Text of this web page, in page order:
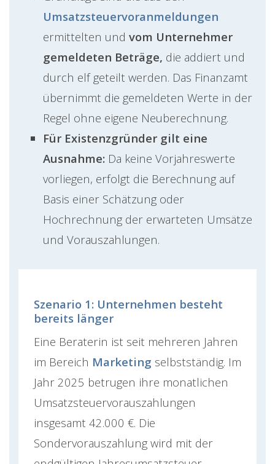
Umsatzsteuervoranmeldungen
ermittelten und vom Unternehmer
gemeldeten Beträge, die addiert und
durch elf geteilt werden. Das Finanzamt
übernimmt die gemeldeten Werte in der
Regel ohne eigene Neuberechnung.
Für Existenzgründer gilt eine
Ausnahme: Da keine Vorjahreswerte
vorliegen, erfolgt die Berechnung auf
Basis einer Schätzung oder
Hochrechnung der erwarteten Umsätze
und Vorauszahlungen.
Szenario 1: Unternehmen besteht
bereits länger
Eine Beraterin ist seit mehreren Jahren
im Bereich Marketing selbstständig. Im
Jahr 2025 betrugen ihre monatlichen
Umsatzsteuervorauszahlungen
insgesamt 42.000 €. Die
Sondervorauszahlung wird mit der